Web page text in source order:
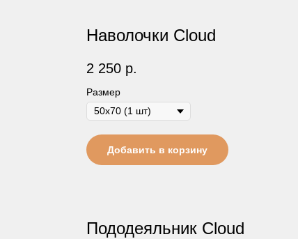
Наволочки Cloud
2 250 р.
Размер
Добавить в корзину
Пододеяльник Cloud